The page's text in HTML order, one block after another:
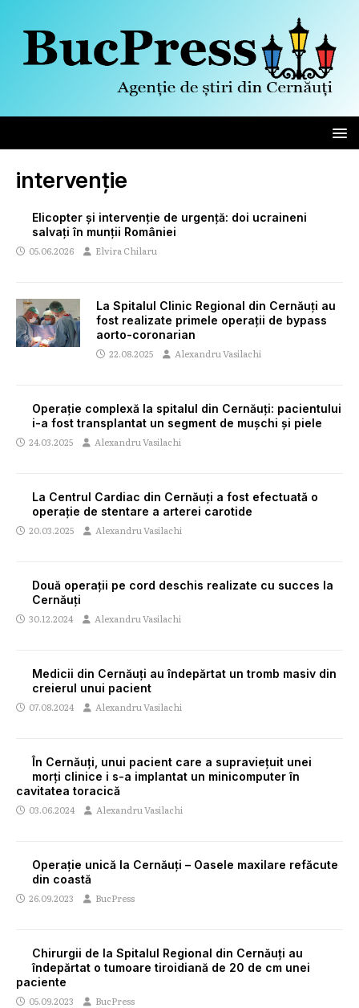
intervenție
Elicopter și intervenție de urgență: doi ucraineni
salvați în munții României
05.06.2026 Elvira Chilaru
La Spitalul Clinic Regional din Cernăuți au
fost realizate primele operații de bypass
aorto-coronarian
22.08.2025 Alexandru Vasilachi
Operație complexă la spitalul din Cernăuți: pacientului
i-a fost transplantat un segment de mușchi și piele
24.03.2025 Alexandru Vasilachi
La Centrul Cardiac din Cernăuți a fost efectuată o
operație de stentare a arterei carotide
20.03.2025 Alexandru Vasilachi
Două operații pe cord deschis realizate cu succes la
Cernăuți
30.12.2024 Alexandru Vasilachi
Medicii din Cernăuți au îndepărtat un tromb masiv din
creierul unui pacient
07.08.2024 Alexandru Vasilachi
În Cernăuți, unui pacient care a supraviețuit unei
morți clinice i s-a implantat un minicomputer în
cavitatea toracică
03.06.2024 Alexandru Vasilachi
Operație unică la Cernăuți – Oasele maxilare refăcute
din coastă
26.09.2023 BucPress
Chirurgii de la Spitalul Regional din Cernăuți au
îndepărtat o tumoare tiroidiană de 20 de cm unei
paciente
05.09.2023 BucPress